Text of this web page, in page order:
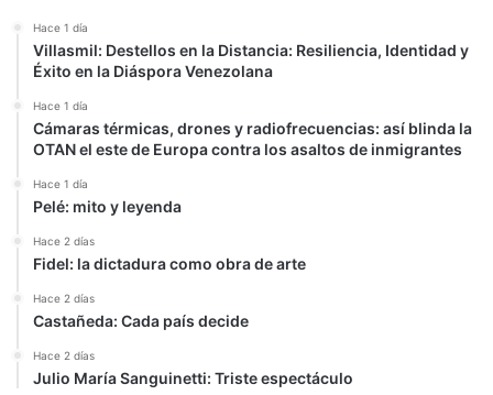
Hace 1 día
Villasmil: Destellos en la Distancia: Resiliencia, Identidad y
Éxito en la Diáspora Venezolana
Hace 1 día
Cámaras térmicas, drones y radiofrecuencias: así blinda la
OTAN el este de Europa contra los asaltos de inmigrantes
Hace 1 día
Pelé: mito y leyenda
Hace 2 días
Fidel: la dictadura como obra de arte
Hace 2 días
Castañeda: Cada país decide
Hace 2 días
Julio María Sanguinetti: Triste espectáculo